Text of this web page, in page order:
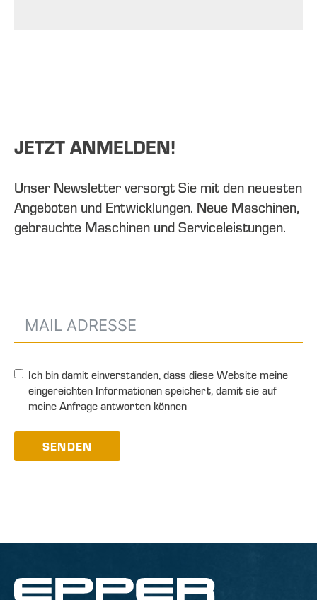
JETZT ANMELDEN!
Unser Newsletter versorgt Sie mit den neuesten
Angeboten und Entwicklungen. Neue Maschinen,
gebrauchte Maschinen und Serviceleistungen.
Ich bin damit einverstanden, dass diese Website meine
eingereichten Informationen speichert, damit sie auf
meine Anfrage antworten können
SENDEN